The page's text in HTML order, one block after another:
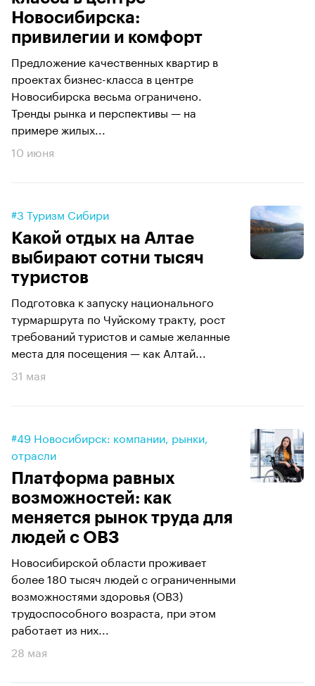
Новосибирска:
привилегии и комфорт
Предложение качественных квартир в
проектах бизнес-класса в центре
Новосибирска весьма ограничено.
Тренды рынка и перспективы — на
примере жилых...
10 июня
#3 Туризм Сибири
Какой отдых на Алтае
выбирают сотни тысяч
туристов
Подготовка к запуску национального
турмаршрута по Чуйскому тракту, рост
требований туристов и самые желанные
места для посещения — как Алтай...
31 мая
#49 Новосибирск: компании, рынки,
отрасли
Платформа равных
возможностей: как
меняется рынок труда для
людей с ОВЗ
Новосибирской области проживает
более 180 тысяч людей с ограниченными
возможностями здоровья (ОВЗ)
трудоспособного возраста, при этом
работает из них...
28 мая